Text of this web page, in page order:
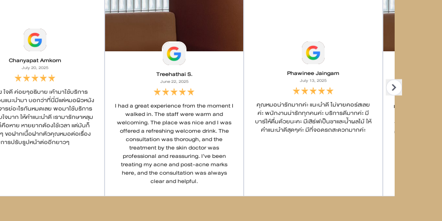
Chanyapat Amkorn
July 20, 2025
ใจดี ค่อยๆอธิบาย เค้ามาใช้บริการ
นแนะนำมา บอกว่าที่นี่มีแต่หมอผิวหนัง
รย์อะไรกันหมดเลย พอมาใช้บริการ
จมาก ให้คำแนะนำดี เรามารักษาหลุม
อหาย หายยากต้องใช้เวลา แต่มันก็
ขอฝากเนื้อฝากตัวคุณหมอต่อเรื่อง
การปรับรูปหน้าต่ออีกยาวๆ
Treehathai S.
June 22, 2025
I had a great experience from the moment I
walked in. The staff were warm and
welcoming. The place was nice and I was
offered a refreshing welcome drink. The
consultation was thorough, and the
treatment by the skin doctor was
professional and reassuring. I’ve been
treating my acne and post-acne marks
here, and the consultation was always
clear and helpful.
Phawinee Jaingam
July 13, 2025
คุณหมอน่ารักมากค่ะ แนะนำดี ไม่ขายคอร์สเลย
ค่ะ พนักงานน่ารักทุกคนค่ะ บริการดีมากค่ะ มี
บาร์ให้ดื่มด้วยนะคะ มีเสิร์ฟเป็นชาและน้ำผลไม้ ให้
คำแนะนำดีสุดๆค่ะ มีที่จอดรถสะดวกมากค่ะ
เข้าคลินิคมาเป็น
กาแฟฟรี(กินไป2แ
ดี ดีทุกอย่าง หมอ